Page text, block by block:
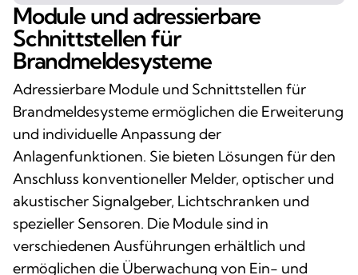
Module und adressierbare
Schnittstellen für
Brandmeldesysteme
Adressierbare Module und Schnittstellen für
Brandmeldesysteme ermöglichen die Erweiterung
und individuelle Anpassung der
Anlagenfunktionen. Sie bieten Lösungen für den
Anschluss konventioneller Melder, optischer und
akustischer Signalgeber, Lichtschranken und
spezieller Sensoren. Die Module sind in
verschiedenen Ausführungen erhältlich und
ermöglichen die Überwachung von Ein- und